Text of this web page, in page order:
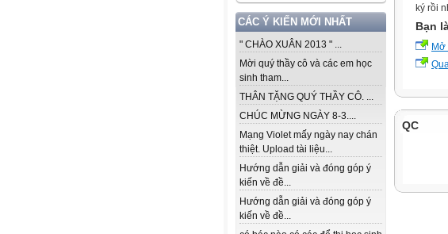
CÁC Ý KIẾN MỚI NHẤT
" CHÀO XUÂN 2013 " ...
Mời quý thầy cô và các em học
sinh tham...
THÂN TẶNG QUÝ THẦY CÔ. ...
CHÚC MỪNG NGÀY 8-3....
Mạng Violet mấy ngày nay chán
thiệt. Upload tài liệu...
Hướng dẫn giải và đóng góp ý
kiến về đề...
Hướng dẫn giải và đóng góp ý
kiến về đề...
ký rồi
Bạn
QC